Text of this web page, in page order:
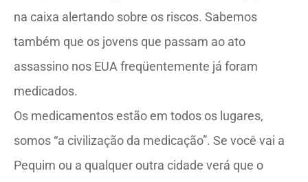
na caixa alertando sobre os riscos. Sabemos
também que os jovens que passam ao ato
assassino nos EUA freqüentemente já foram
medicados.
Os medicamentos estão em todos os lugares,
somos “a civilização da medicação”. Se você vai a
Pequim ou a qualquer outra cidade verá que o